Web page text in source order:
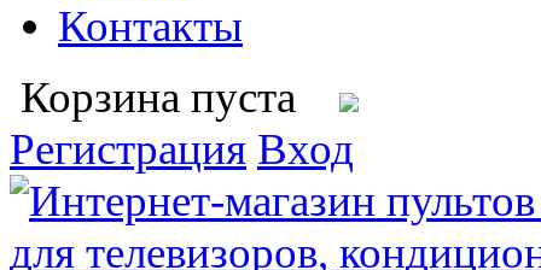
Контакты
Корзина пуста
Регистрация Вход